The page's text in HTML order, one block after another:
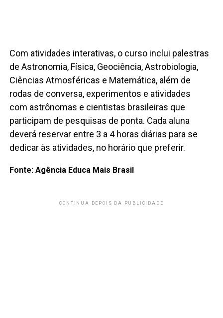
Com atividades interativas, o curso inclui palestras
de Astronomia, Física, Geociência, Astrobiologia,
Ciências Atmosféricas e Matemática, além de
rodas de conversa, experimentos e atividades
com astrônomas e cientistas brasileiras que
participam de pesquisas de ponta. Cada aluna
deverá reservar entre 3 a 4 horas diárias para se
dedicar às atividades, no horário que preferir.
Fonte: Agência Educa Mais Brasil
CONTINUA DEPOIS DA PUBLICIDADE